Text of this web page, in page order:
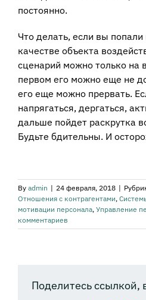
постоянно.
Что делать, если вы
качестве объекта
сценарий можно только на
первом его можно еще не
его еще можно прервать.
напрягаться, дергаться,
дальше пойдет раскрутка
Будьте бдительны. И
By admin | 24 февраля, 2018 |
Отношения с контрагентами,
мотивации персонала, Управление
комментариев
Поделитесь ссылкой,